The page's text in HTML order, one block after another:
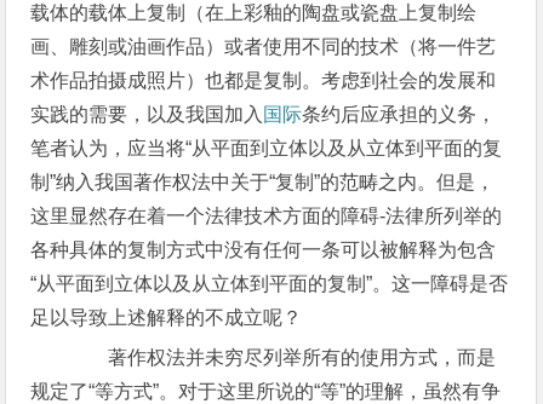
载体的载体上复制（在上彩釉的陶盘或瓷盘上复制绘
画、雕刻或油画作品）或者使用不同的技术（将一件艺
术作品拍摄成照片）也都是复制。考虑到社会的发展和
实践的需要，以及我国加入 国际条约后应承担的义务，
笔者认为，应当将“从平面到立体以及从立体到平面的复
制”纳入我国著作权法中关于“复制”的范畴之内。但是，
这里显然存在着一个法律技术方面的障碍-法律所列举的
各种具体的复制方式中没有任何一条可以被解释为包含
“从平面到立体以及从立体到平面的复制”。这一障碍是否
足以导致上述解释的不成立呢？
著作权法并未穷尽列举所有的使用方式，而是
规定了“等方式”。对于这里所说的“等”的理解，虽然有争